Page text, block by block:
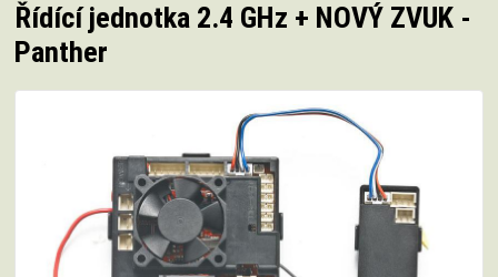
Řídící jednotka 2.4 GHz + NOVÝ ZVUK -
Panther